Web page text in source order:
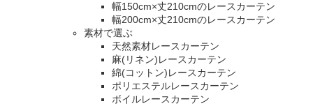
幅150cm×丈210cmのレースカーテン
幅200cm×丈210cmのレースカーテン
素材で選ぶ
天然素材レースカーテン
麻(リネン)レースカーテン
綿(コットン)レースカーテン
ポリエステルレースカーテン
ボイルレースカーテン